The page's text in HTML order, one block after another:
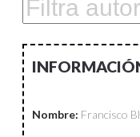
Nombre: Francisco